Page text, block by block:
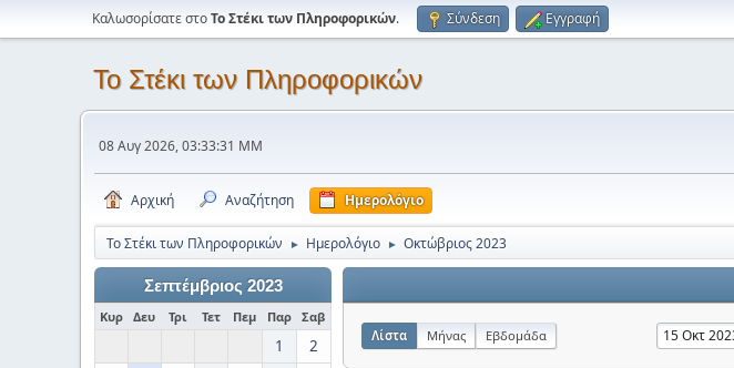
Καλωσορίσατε στοΤο Στέκι των Πληροφορικών. Σύνδεση Εγγραφή
Το Στέκι των Πληροφορικών
08 Αυγ 2026, 03:33:31 ΜΜ
Αρχική Αναζήτηση Ημερολόγιο
Το Στέκι των Πληροφορικών ► Ημερολόγιο ► Οκτώβριος 2023
Σεπτέμβριος 2023
Κυρ Δευ Τρι Τετ Πεμ Παρ Σαβ
1
2
Λίστα Μήνας Εβδομάδα